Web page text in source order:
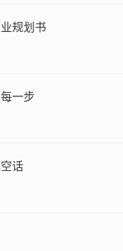
规划书
一步
话